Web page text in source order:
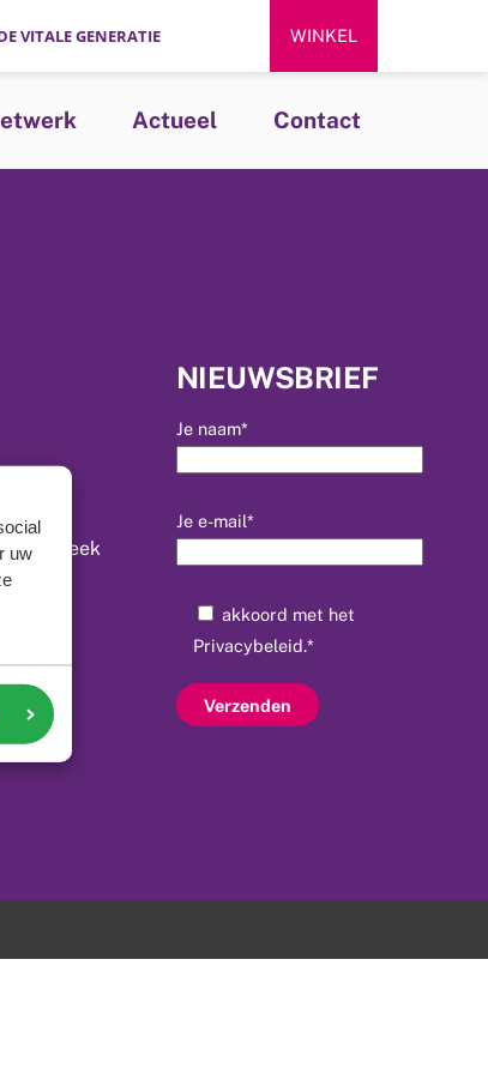
uw
VITALE GENERATIE WINKEL
Actueel Contact
NIEUWSBRIEF
Je naam*
Je e-mail*
akkoord met het
Privacybeleid.*